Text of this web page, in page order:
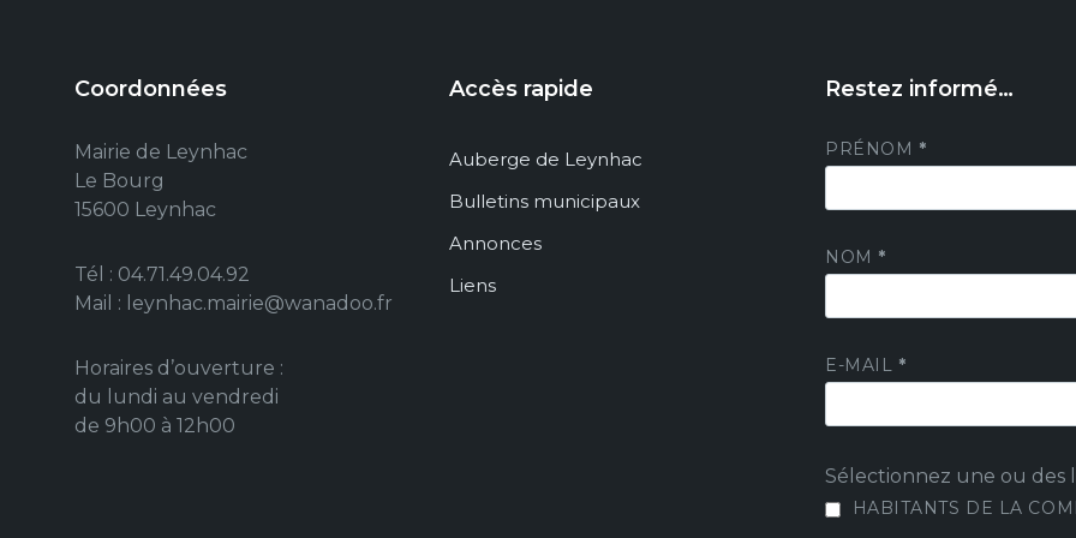
Coordonnées
Mairie de Leynhac
Le Bourg
15600 Leynhac
Tél : 04.71.49.04.92
Mail : leynhac.mairie@wanadoo.fr
Horaires d’ouverture :
du lundi au vendredi
de 9h00 à 12h00
Accès rapide
Auberge de Leynhac
Bulletins municipaux
Annonces
Liens
Restez informé…
PRÉNOM *
NOM *
E-MAIL *
Sélectionnez une ou des
HABITANTS DE LA